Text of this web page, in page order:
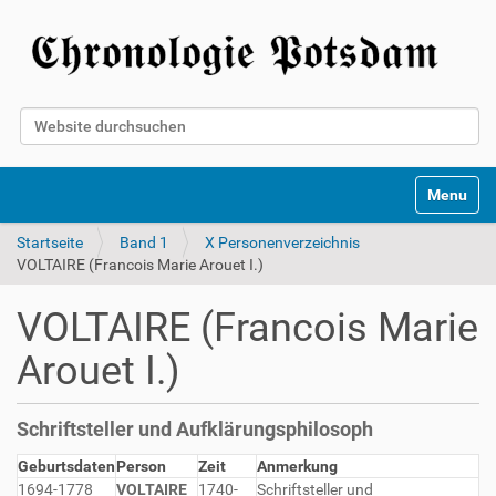
Website durchsuchen
Toggle
Startseite Band 1
X Personenverzeichnis
VOLTAIRE (Francois Marie Arouet I.)
VOLTAIRE (Francois Marie
Arouet I.)
Schriftsteller und Aufklärungsphilosoph
GeburtsdatenPerson Zeit
Anmerkung
1694-1778
VOLTAIRE 1740- Schriftsteller und